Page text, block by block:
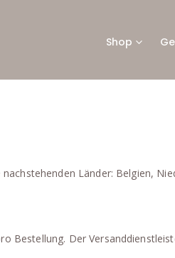
Shop
Länder: Belgien,
Bestellung. Der